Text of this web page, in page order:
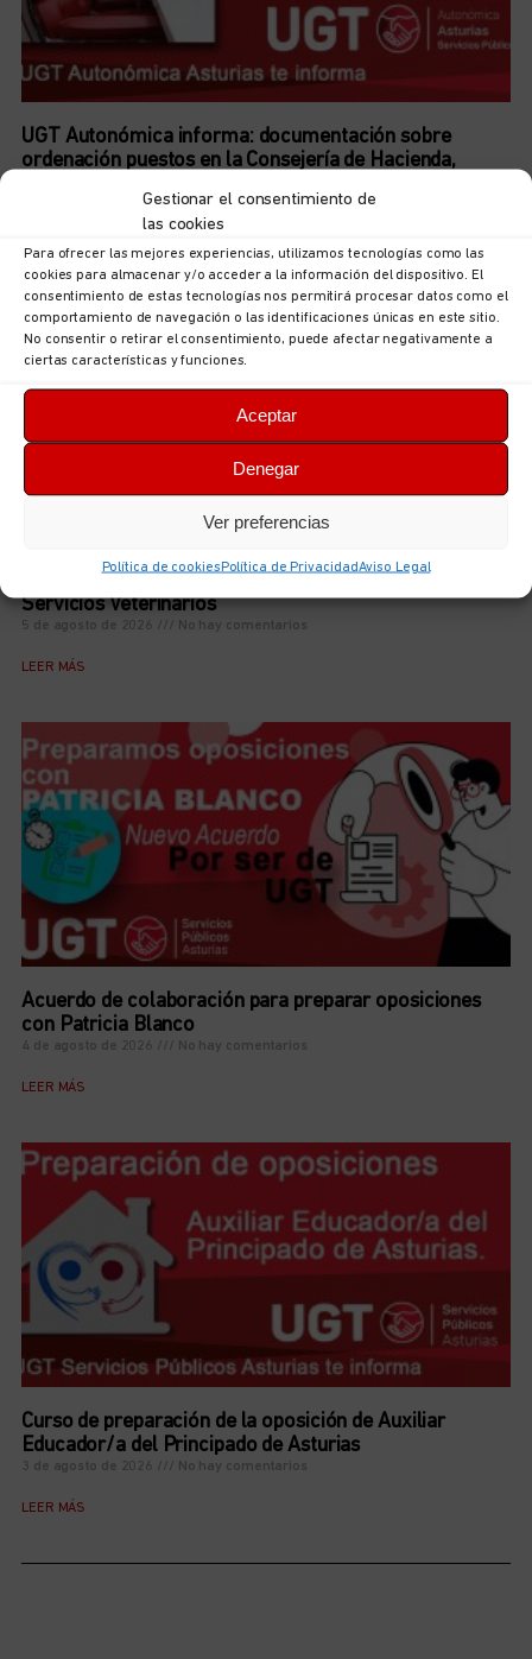
Gestionar el consentimiento de
las cookies
Para ofrecer las mejores experiencias, utilizamos tecnologías como las
cookies para almacenar y/o acceder a la información del dispositivo. El
consentimiento de estas tecnologías nos permitirá procesar datos como el
comportamiento de navegación o las identificaciones únicas en este sitio.
No consentir o retirar el consentimiento, puede afectar negativamente a
ciertas características y funciones.
Aceptar
Denegar
Ver preferencias
Política de cookiesPolítica de PrivacidadAviso Legal
UGT Autonómica informa: documentación sobre
ordenación puestos en la Consejería de Hacienda,
5 de agosto de 2026 No hay comentarios
LEER MÁS
Acuerdo para el III Convenio Estatal de Centros y
Servicios Veterinarios
5 de agosto de 2026 No hay comentarios
LEER MÁS
Acuerdo de colaboración para preparar oposiciones
con Patricia Blanco
4 de agosto de 2026 No hay comentarios
LEER MÁS
Curso de preparación de la oposición de Auxiliar
Educador/a del Principado de Asturias
3 de agosto de 2026 No hay comentarios
LEER MÁS